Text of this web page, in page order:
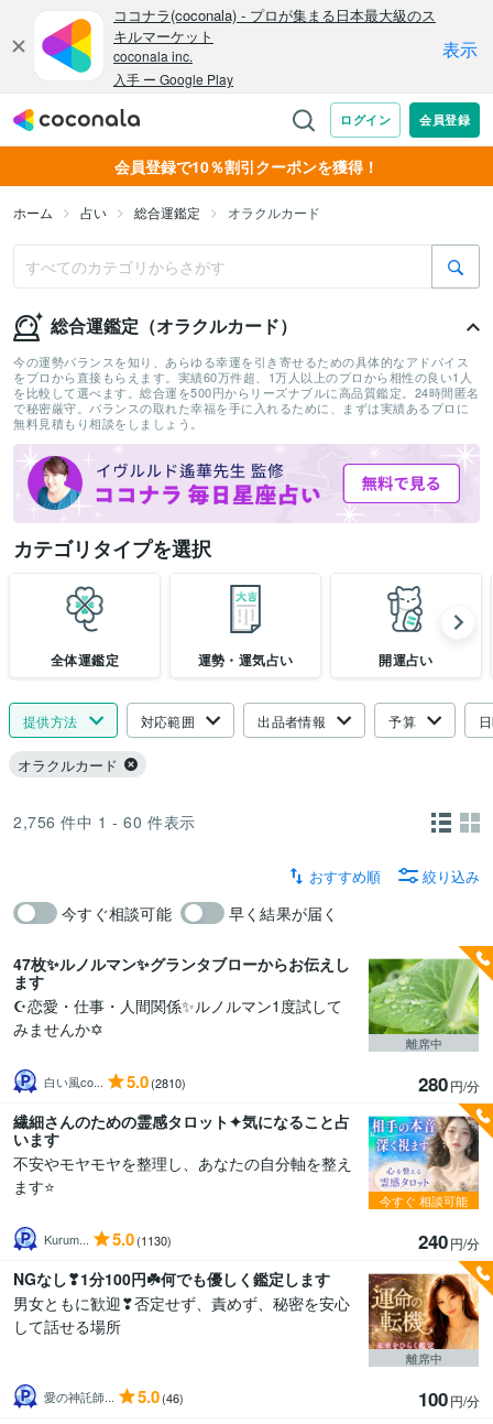
会員登録で10％割引クーポンを獲得！
ホーム 占い 総合運鑑定 オラクルカード
総合運鑑定（オラクルカード）
今の運勢バランスを知り、あらゆる幸運を引き寄せるための具体的なアドバイス
をプロから直接もらえます。実績60万件超、1万人以上のプロから相性の良い1人
を比較して選べます。総合運を500円からリーズナブルに高品質鑑定。24時間匿名
で秘密厳守。バランスの取れた幸福を手に入れるために、まずは実績あるプロに
無料見積もり相談をしましょう。
カテゴリタイプを選択
全体運鑑定 運勢・運気占い 開運占い
提供方法 対応範囲 出品者情報 予算
オラクルカード
2,756 件中 1 - 60 件表示
今すぐ相談可能 早く結果が届く
おすすめ順 絞り込み
47枚✨ルノルマン✨グランタブローからお伝えし
ます
☪️恋愛・仕事・人間関係✨ルノルマン1度試して
みませんか✡️
白い風co... 5.0(2810) 280円/分
離席中
繊細さんのための霊感タロット✦気になること占
います
不安やモヤモヤを整理し、あなたの自分軸を整え
ます⭐️
Kurum... 5.0(1130) 240円/分
今すぐ 相談可能
NGなし❣1分100円☘️何でも優しく鑑定します
男女ともに歓迎❣否定せず、責めず、秘密を安心
して話せる場所
愛の神託師... 5.0(46) 100円/分
離席中